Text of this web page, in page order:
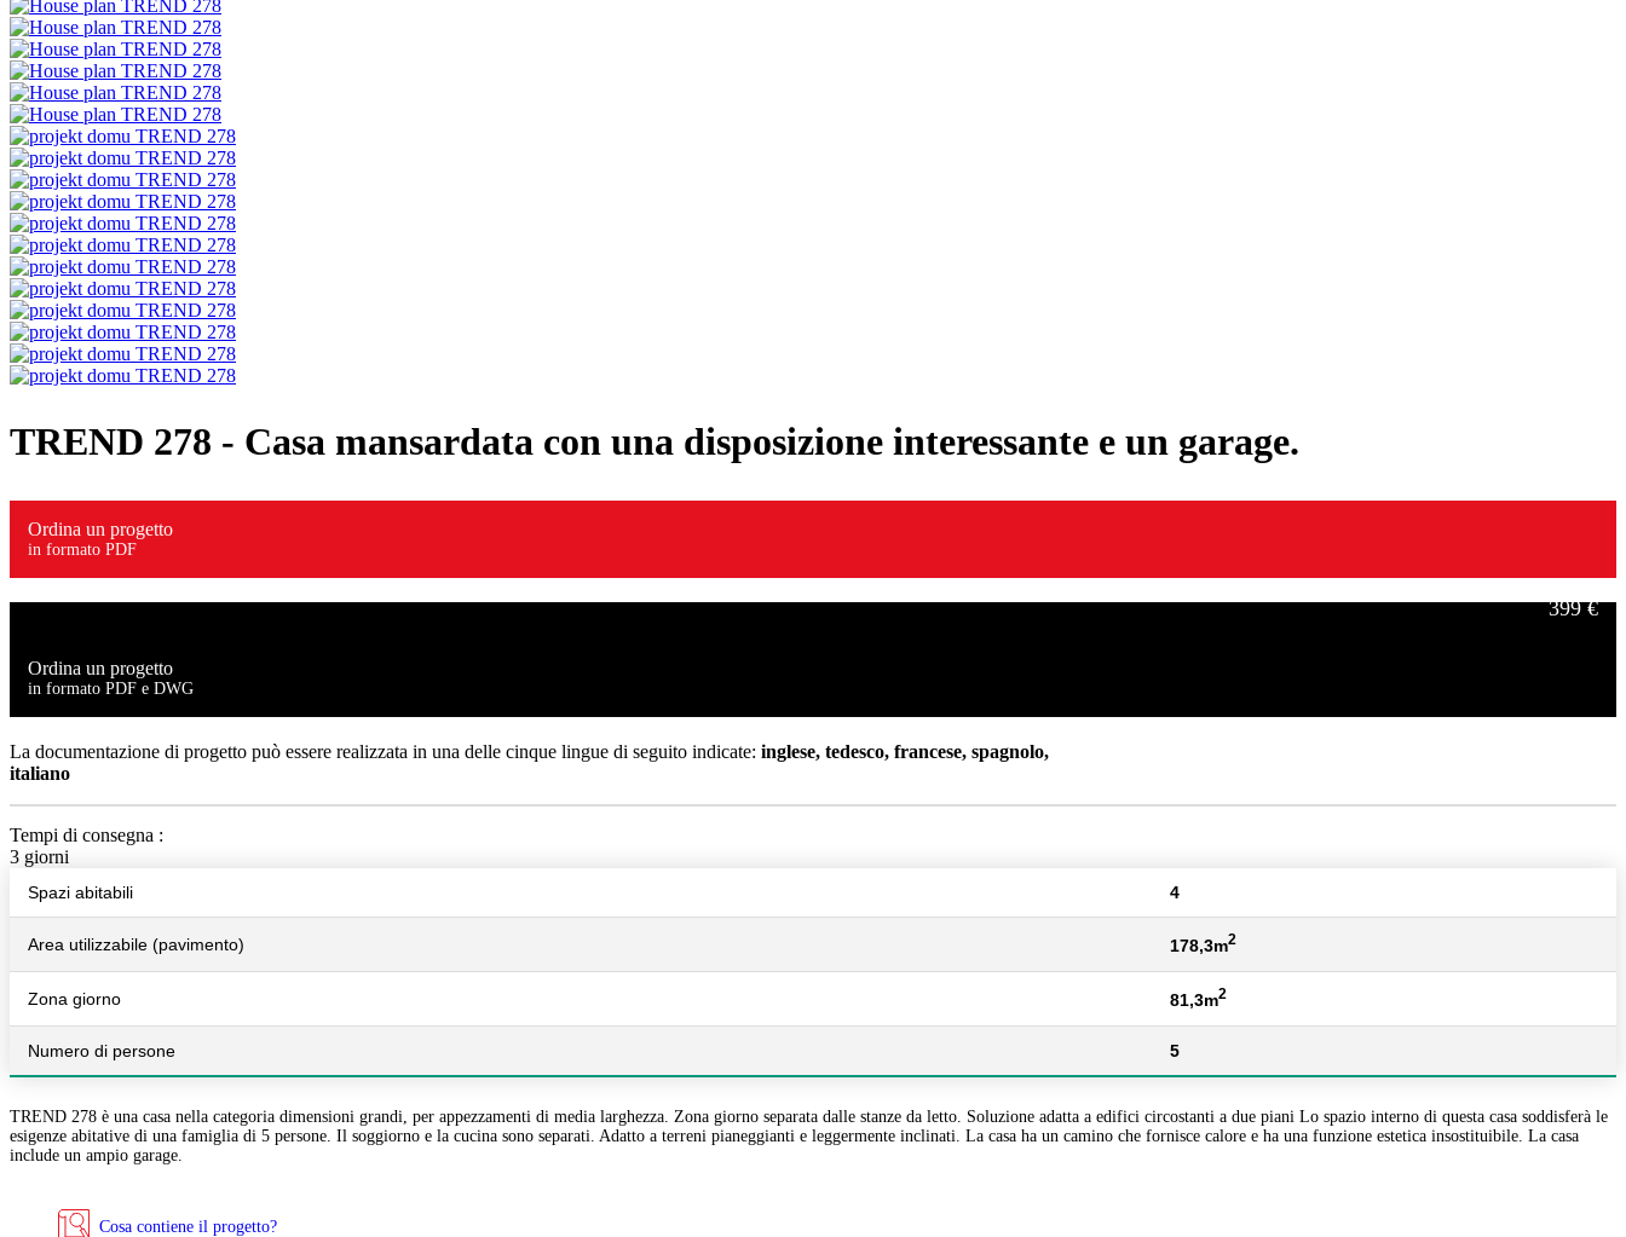
TREND 278 - Casa mansardata con una disposizione interessante e un garage.
Ordina un progetto
in formato PDF
399 €
Ordina un progetto
in formato PDF e DWG
La documentazione di progetto può essere realizzata in una delle cinque lingue di seguito indicate: inglese, tedesco, francese, spagnolo,
italiano
Tempi di consegna :
3 giorni
Spazi abitabili 4
Area utilizzabile (pavimento) 178,3m2
Zona giorno 81,3m2
Numero di persone 5
TREND 278 è una casa nella categoria dimensioni grandi, per appezzamenti di media larghezza. Zona giorno separata dalle stanze da letto. Soluzione adatta a edifici circostanti a due piani Lo spazio interno di questa casa soddisferà le
esigenze abitative di una famiglia di 5 persone. Il soggiorno e la cucina sono separati. Adatto a terreni pianeggianti e leggermente inclinati. La casa ha un camino che fornisce calore e ha una funzione estetica insostituibile. La casa
include un ampio garage.
Cosa contiene il progetto?